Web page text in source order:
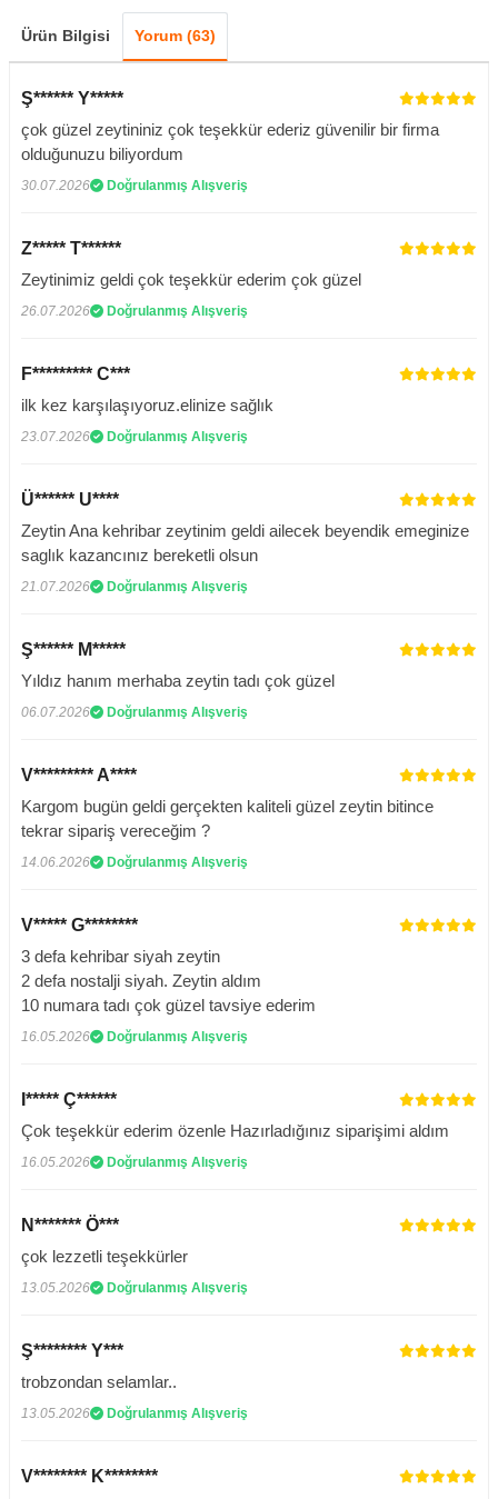
Ürün Bilgisi Yorum (63)
Ş****** Y*****
çok güzel zeytininiz çok teşekkür ederiz güvenilir bir firma
olduğunuzu biliyordum
30.07.2026 Doğrulanmış Alışveriş
Z***** T******
Zeytinimiz geldi çok teşekkür ederim çok güzel
26.07.2026 Doğrulanmış Alışveriş
F********* C***
ilk kez karşılaşıyoruz.elinize sağlık
23.07.2026 Doğrulanmış Alışveriş
Ü****** U****
Zeytin Ana kehribar zeytinim geldi ailecek beyendik emeginize
saglık kazancınız bereketli olsun
21.07.2026 Doğrulanmış Alışveriş
Ş****** M*****
Yıldız hanım merhaba zeytin tadı çok güzel
06.07.2026 Doğrulanmış Alışveriş
V********* A****
Kargom bugün geldi gerçekten kaliteli güzel zeytin bitince
tekrar sipariş vereceğim ?
14.06.2026 Doğrulanmış Alışveriş
V***** G********
3 defa kehribar siyah zeytin
2 defa nostalji siyah. Zeytin aldım
10 numara tadı çok güzel tavsiye ederim
16.05.2026 Doğrulanmış Alışveriş
I***** Ç******
Çok teşekkür ederim özenle Hazırladığınız siparişimi aldım
16.05.2026 Doğrulanmış Alışveriş
N******* Ö***
çok lezzetli teşekkürler
13.05.2026 Doğrulanmış Alışveriş
Ş******** Y***
trobzondan selamlar..
13.05.2026 Doğrulanmış Alışveriş
V******** K********